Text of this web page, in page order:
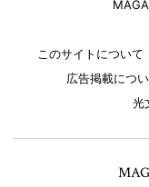
このサイトについて
広告掲載につ
光